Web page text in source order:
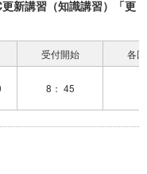
新講習（知識講習）「更
受付開始 各
8： 45